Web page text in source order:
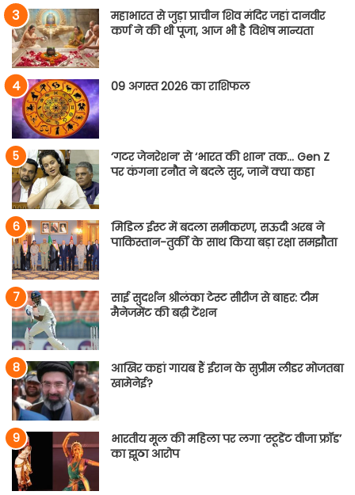
महाभारत से जुड़ा प्राचीन शिव मंदिर जहां दानवीर
कर्ण ने की थी पूजा, आज भी है विशेष मान्यता
09 अगस्त 2026 का राशिफल
‘गटर जेनरेशन’ से ‘भारत की शान’ तक… Gen Z
पर कंगना रनौत ने बदले सुर, जानें क्या कहा
मिडिल ईस्ट में बदला समीकरण, सऊदी अरब ने
पाकिस्तान-तुर्की के साथ किया बड़ा रक्षा समझौता
साई सुदर्शन श्रीलंका टेस्ट सीरीज से बाहर: टीम
मैनेजमेंट की बढ़ी टेंशन
आखिर कहां गायब हैं ईरान के सुप्रीम लीडर मोजतबा
खामेनेई?
भारतीय मूल की महिला पर लगा ‘स्टूडेंट वीजा फ्रॉड’
का झूठा आरोप